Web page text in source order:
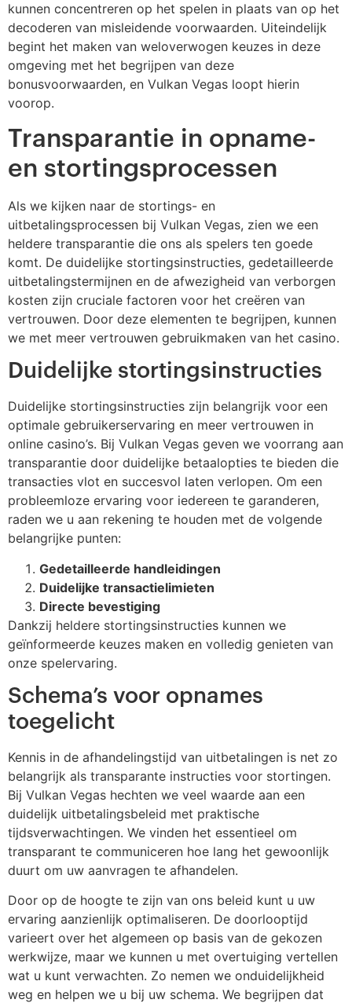
kunnen concentreren op het spelen in plaats van op het
decoderen van misleidende voorwaarden. Uiteindelijk
begint het maken van weloverwogen keuzes in deze
omgeving met het begrijpen van deze
bonusvoorwaarden, en Vulkan Vegas loopt hierin
voorop.
Transparantie in opname-
en stortingsprocessen
Als we kijken naar de stortings- en
uitbetalingsprocessen bij Vulkan Vegas, zien we een
heldere transparantie die ons als spelers ten goede
komt. De duidelijke stortingsinstructies, gedetailleerde
uitbetalingstermijnen en de afwezigheid van verborgen
kosten zijn cruciale factoren voor het creëren van
vertrouwen. Door deze elementen te begrijpen, kunnen
we met meer vertrouwen gebruikmaken van het casino.
Duidelijke stortingsinstructies
Duidelijke stortingsinstructies zijn belangrijk voor een
optimale gebruikerservaring en meer vertrouwen in
online casino’s. Bij Vulkan Vegas geven we voorrang aan
transparantie door duidelijke betaalopties te bieden die
transacties vlot en succesvol laten verlopen. Om een
probleemloze ervaring voor iedereen te garanderen,
raden we u aan rekening te houden met de volgende
belangrijke punten:
Gedetailleerde handleidingen
Duidelijke transactielimieten
Directe bevestiging
Dankzij heldere stortingsinstructies kunnen we
geïnformeerde keuzes maken en volledig genieten van
onze spelervaring.
Schema’s voor opnames
toegelicht
Kennis in de afhandelingstijd van uitbetalingen is net zo
belangrijk als transparante instructies voor stortingen.
Bij Vulkan Vegas hechten we veel waarde aan een
duidelijk uitbetalingsbeleid met praktische
tijdsverwachtingen. We vinden het essentieel om
transparant te communiceren hoe lang het gewoonlijk
duurt om uw aanvragen te afhandelen.
Door op de hoogte te zijn van ons beleid kunt u uw
ervaring aanzienlijk optimaliseren. De doorlooptijd
varieert over het algemeen op basis van de gekozen
werkwijze, maar we kunnen u met overtuiging vertellen
wat u kunt verwachten. Zo nemen we onduidelijkheid
weg en helpen we u bij uw schema. We begrijpen dat